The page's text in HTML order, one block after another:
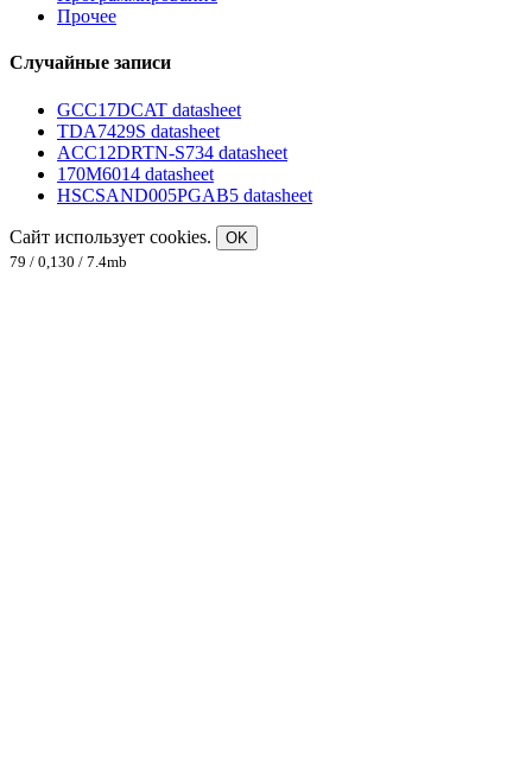
Прочее
Случайные записи
GCC17DCAT datasheet
TDA7429S datasheet
ACC12DRTN-S734 datasheet
170M6014 datasheet
HSCSAND005PGAB5 datasheet
Сайт использует cookies.
OK
79 / 0,130 / 7.4mb